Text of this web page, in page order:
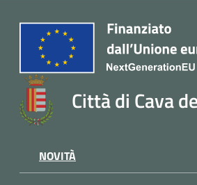
Città di Cava
NOVITÀ